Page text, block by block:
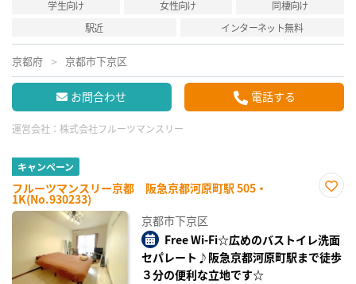
学生向け 女性向け
同棲向け
駅近
インターネット無料
京都府 京都市下京区
お問合わせ 電話する
運営会社： 株式会社フルーツマンスリー
キャンペーン
フルーツマンスリー京都 阪急京都河原町駅 505・
1K(No.930233)
録
京都市下京区
Free Wi-Fi☆広めのバストイレ洗面
セパレート♪阪急京都河原町駅まで徒歩
３分の便利な立地です☆